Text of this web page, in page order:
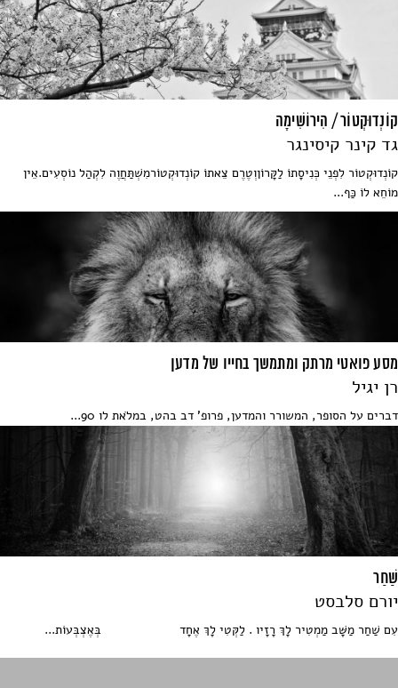
קוֹנְדוּקְטוֹר / הִירוֹשִׁימָה
גד קינר קיסינגר
קוֹנְדוּקְטוֹר לִפְנֵי כְּנִיסָתוֹ לַקָּרוֹןוְטֶרֶם צֵאתוֹ קוֹנְדוּקְטוֹרמִשְׁתַּחֲוֶה לִקְהַל נוֹסְעִים.אֵין
מוֹחֵא לוֹ כַּף...
מסע פואטי מרתק ומתמשך בחייו של מדען
רן יגיל
דברים על הסופר, המשורר והמדען, פרופ' דב בהט, במלֹאת לו 90...
שַׁחַר
יורם סלבסט
עִם שַׁחַר מַשָּׁב מַמְטִיר לָךְ רָזָיו . לַקְּטִי לָךְ אֶחָד בְּאֶצְבְּעוֹת...